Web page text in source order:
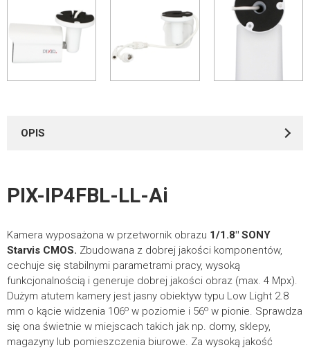
OPIS
PIX-IP4FBL-LL-Ai
Kamera wyposażona w przetwornik obrazu 1/1.8″ SONY
Starvis CMOS. Zbudowana z dobrej jakości komponentów,
cechuje się stabilnymi parametrami pracy, wysoką
funkcjonalnością i generuje dobrej jakości obraz (max. 4 Mpx).
Dużym atutem kamery jest jasny obiektyw typu Low Light 2.8
mm o kącie widzenia 106o w poziomie i 56o w pionie. Sprawdza
się ona świetnie w miejscach takich jak np. domy, sklepy,
magazyny lub pomieszczenia biurowe. Za wysoką jakość
Instrukcje
Kamery Ai PIXIR – instrukcja obsługi 20.77MB
POBIERZ
Kamery Ai PIXIR – skrócona instrukcja obsługi 6.2MB
POBIERZ
IMIĘ I NAZWISKO *
FIRMA